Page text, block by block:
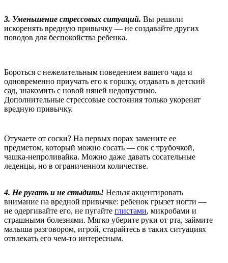
3. Уменьшение стрессовых ситуаций. Вы решили
искоренять вредную привычку — не создавайте других
поводов для беспокойства ребенка.
Бороться с нежелательным поведением вашего чада и
одновременно приучать его к горшку, отдавать в детский
сад, знакомить с новой няней недопустимо.
Дополнительные стрессовые состояния только укоренят
вредную привычку.
Отучаете от соски? На первых порах замените ее
предметом, который можно сосать — сок с трубочкой,
чашка-непроливайка. Можно даже давать сосательные
леденцы, но в ограниченном количестве.
4. Не ругать и не стыдить! Нельзя акцентировать
внимание на вредной привычке: ребенок грызет ногти —
не одергивайте его, не пугайте глистами, микробами и
страшными болезнями. Мягко уберите руки от рта, займите
малыша разговором, игрой, старайтесь в таких ситуациях
отвлекать его чем-то интересным.